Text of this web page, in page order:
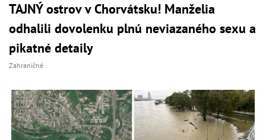
TAJNÝ ostrov v Chorvátsku! Manželia
odhalili dovolenku plnú neviazaného sexu a
pikatné detaily
Zahraničné